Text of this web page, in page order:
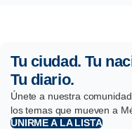
Tu ciudad. Tu
Tu diario.
Únete a nuestra
los temas que mueven a
UNIRME A LA LISTA